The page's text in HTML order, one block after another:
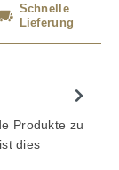
Schnelle
Lieferung
Produkte zu
dies